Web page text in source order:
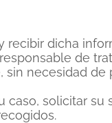
dicha
de
necesidad de
solicitar